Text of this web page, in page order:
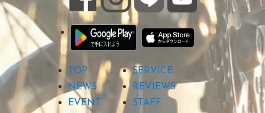
TOP
SERVICE
NEWS
REVIEWS
EVENT
STAFF